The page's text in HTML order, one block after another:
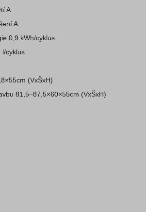
A
A
0,9 kWh/cyklus
l/cyklus
(VxŠxH)
81,5–87,5×60×55cm (VxŠxH)